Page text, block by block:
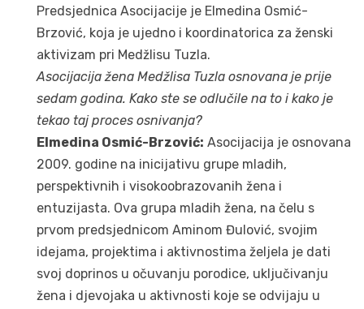
Predsjednica Asocijacije je Elmedina Osmić-
Brzović, koja je ujedno i koordinatorica za ženski
aktivizam pri Medžlisu Tuzla.
Asocijacija žena Medžlisa Tuzla osnovana je prije
sedam godina. Kako ste se odlučile na to i kako je
tekao taj proces osnivanja?
Elmedina Osmić-Brzović: Asocijacija je osnovana
2009. godine na inicijativu grupe mladih,
perspektivnih i visokoobrazovanih žena i
entuzijasta. Ova grupa mladih žena, na čelu s
prvom predsjednicom Aminom Đulović, svojim
idejama, projektima i aktivnostima željela je dati
svoj doprinos u očuvanju porodice, uključivanju
žena i djevojaka u aktivnosti koje se odvijaju u